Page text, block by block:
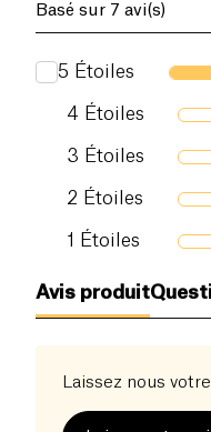
Basé sur 7 avi(s)
5 Étoiles
4 Étoiles
3 Étoiles
2 Étoiles
1 Étoiles
Avis produit
Laissez nous